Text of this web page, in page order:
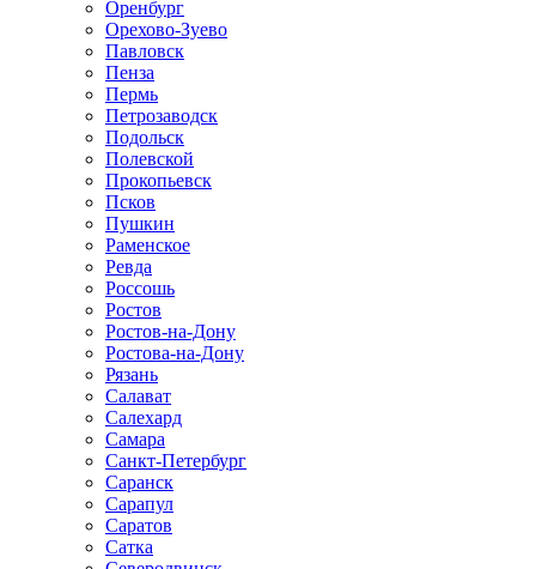
Оренбург
Орехово-Зуево
Павловск
Пенза
Пермь
Петрозаводск
Подольск
Полевской
Прокопьевск
Псков
Пушкин
Раменское
Ревда
Россошь
Ростов
Ростов-на-Дону
Ростова-на-Дону
Рязань
Салават
Салехард
Самара
Санкт-Петербург
Саранск
Сарапул
Саратов
Сатка